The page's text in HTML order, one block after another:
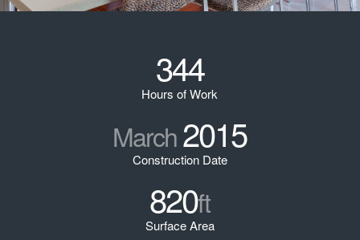
344
Hours of Work
March2015
Construction Date
820ft
Surface Area